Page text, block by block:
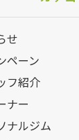
せ
ペーン
フ紹介
ナー
ナルジム